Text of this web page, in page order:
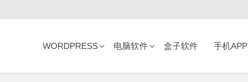
WORDPRESS 电脑软件 盒子软件 手机APP